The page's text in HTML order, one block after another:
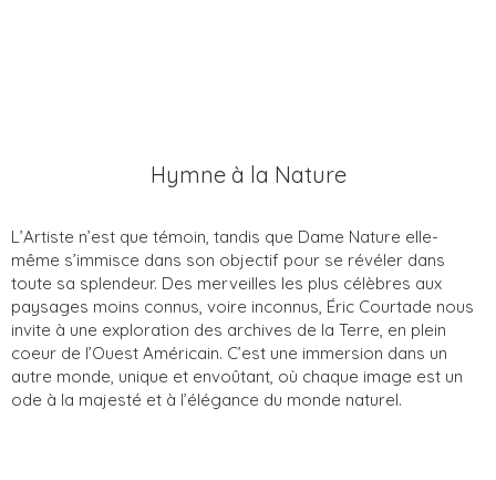
Hymne à la Nature
L’Artiste n’est que témoin, tandis que Dame Nature elle-
même s’immisce dans son objectif pour se révéler dans
toute sa splendeur. Des merveilles les plus célèbres aux
paysages moins connus, voire inconnus, Éric Courtade nous
invite à une exploration des archives de la Terre, en plein
coeur de l’Ouest Américain. C’est une immersion dans un
autre monde, unique et envoûtant, où chaque image est un
ode à la majesté et à l’élégance du monde naturel.